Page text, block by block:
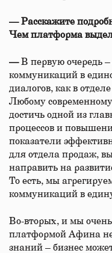
—Расскажите
Чем платформа
— В первую очередь
коммуникаций в
диалогов, как в
Любому
достичь одной из
процессов и
показатели
для отдела продаж,
направить на
То есть, мы
коммуникаций в
Во-вторых, и мы
платформой Афина не
знаний – бизнес